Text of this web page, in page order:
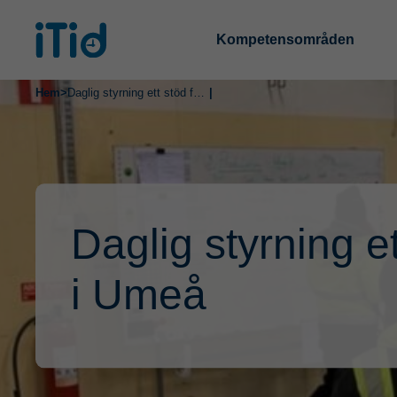
Kompetensområden
Hem> Daglig styrning ett stöd för Advect i Umeå
Daglig styrning
i Umeå